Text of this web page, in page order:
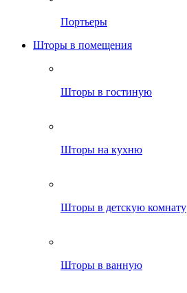
Портьеры
Шторы в помещения
Шторы в гостиную
Шторы на кухню
Шторы в детскую комнату
Шторы в ванную